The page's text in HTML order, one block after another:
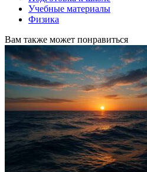
Учебные материалы
Физика
Вам также может понравиться